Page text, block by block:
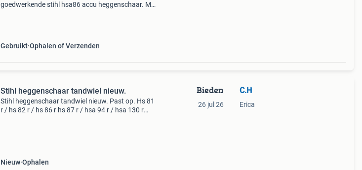
goedwerkende stihl hsa86 accu heggenschaar. Met
Gebruikt Ophalen of Verzenden
Stihl heggenschaar tandwiel nieuw.
Stihl heggenschaar tandwiel nieuw. Past op. Hs 81
r / hs 82 r / hs 86 r hs 87 r / hsa 94 r / hsa 130 r
Nieuw Ophalen
Bieden
26 jul 26
C.H
Erica